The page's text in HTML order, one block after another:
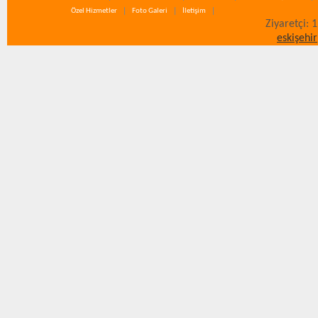
Özel Hizmetler
Foto Galeri İletişim
Ziyaretçi:
eskişehir